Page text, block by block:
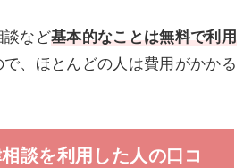
談など基本的なことは無料で利用
で、ほとんどの人は費用がかかる
談を利用した人の口コ